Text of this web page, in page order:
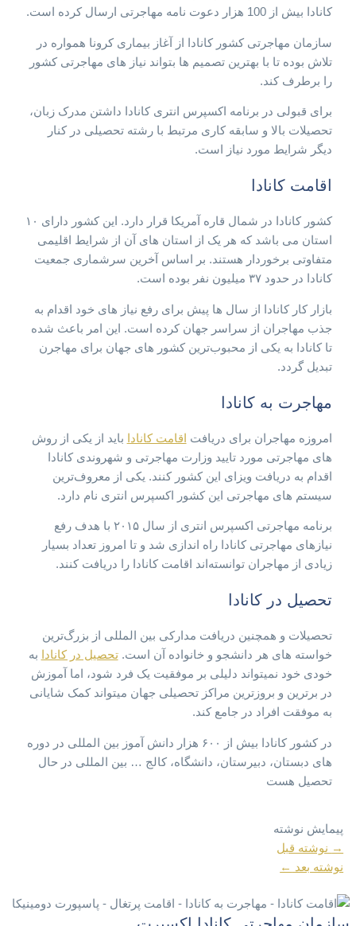
کانادا بیش از 100 هزار دعوت نامه مهاجرتی ارسال کرده است.
سازمان مهاجرتی کشور کانادا از آغاز بیماری کرونا همواره در
تلاش بوده تا با بهترین تصمیم ها بتواند نیاز های مهاجرتی کشور
را برطرف کند.
برای قبولی در برنامه اکسپرس انتری کانادا داشتن مدرک زبان،
تحصیلات بالا و سابقه کاری مرتبط با رشته تحصیلی در کنار
دیگر شرایط مورد نیاز است.
اقامت کانادا
کشور کانادا در شمال قاره آمریکا قرار دارد. این کشور دارای ۱۰
استان می باشد که هر یک از استان های آن از شرایط اقلیمی
متفاوتی برخوردار هستند. بر اساس آخرین سرشماری جمعیت
کانادا در حدود ۳۷ میلیون نفر بوده است.
بازار کار کانادا از سال ها پیش برای رفع نیاز های خود اقدام به
جذب مهاجران از سراسر جهان کرده است. این امر باعث شده
تا کانادا به یکی از محبوب‌ترین کشور های جهان برای مهاجرن
تبدیل گردد.
مهاجرت به کانادا
امروزه مهاجران برای دریافت اقامت کانادا
باید از یکی از روش
های مهاجرتی مورد تایید وزارت مهاجرتی و شهروندی کانادا
اقدام به دریافت ویزای این کشور کنند. یکی از معروف‌ترین
سیستم های مهاجرتی این کشور اکسپرس انتری نام دارد.
برنامه مهاجرتی اکسپرس انتری از سال ۲۰۱۵ با هدف رفع
نیازهای مهاجرتی کانادا راه اندازی شد و تا امروز تعداد بسیار
زیادی از مهاجران توانسته‌اند اقامت کانادا را دریافت کنند.
تحصیل در کانادا
تحصیلات و همچنین دریافت مدارکی بین المللی از بزرگ‌ترین
خواسته های هر دانشجو و خانواده آن است.تحصیل در کانادا
به
خودی خود نمیتواند دلیلی بر موفقیت یک فرد شود، اما آموزش
در برترین و بروزترین مراکز تحصیلی جهان میتواند کمک شایانی
به موفقت افراد در جامع کند.
در کشور کانادا بیش از ۶۰۰ هزار دانش آموز بین المللی در دوره
های دبستان، دبیرستان، دانشگاه، کالج … بین المللی در حال
تحصیل هست
پیمایش نوشته
→ نوشته قبل
نوشته بعد ←